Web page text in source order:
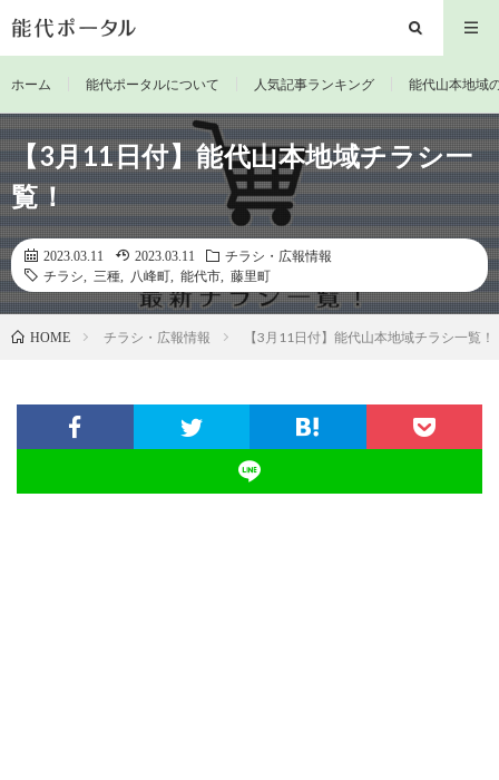
ホーム 能代ポータルについて 人気記事ランキング 能代山本地域
【3月11日付】能代山本地域チラシ一
覧！
2023.03.11 2023.03.11
チラシ・広報情報
チラシ
三種 八峰町 能代市 藤里町
HOME チラシ・広報情報 【3月11日付】能代山本地域チラシ一覧！